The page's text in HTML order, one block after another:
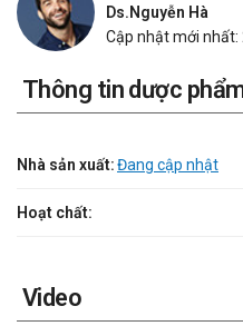
Ds.Nguyễn Hà
Cập nhật mới
Thông tin dược
Nhà sản xuất:Đang cập nhật
Hoạt chất:
Video